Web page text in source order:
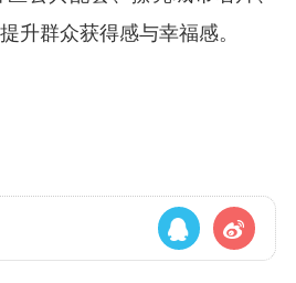
升群众获得感与幸福感。